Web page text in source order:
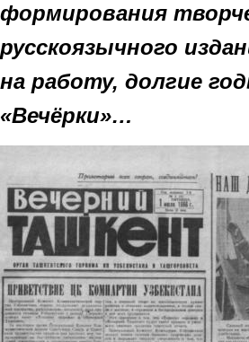
формирования
русскоязычного
на работу, долгие
«Вечёрки»…